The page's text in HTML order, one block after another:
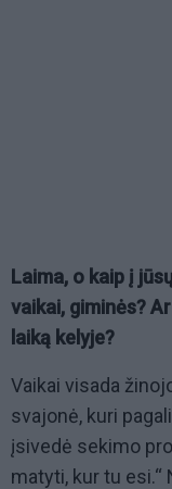
Laima, o kaip į
vaikai, giminės?
laiką kelyje?
Vaikai visada
svajonė, kuri
įsivedė sekimo
matyti, kur tu esi.“